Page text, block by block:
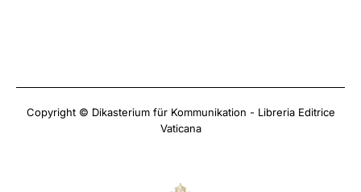
Copyright © Dikasterium für Kommunikation - Libreria Editrice
Vaticana